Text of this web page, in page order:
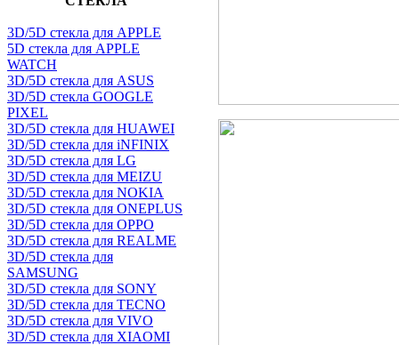
3D/5D стекла для APPLE
5D стекла для APPLE
WATCH
3D/5D стекла для ASUS
3D/5D стекла GOOGLE
PIXEL
3D/5D стекла для HUAWEI
3D/5D стекла для iNFINIX
3D/5D стекла для LG
3D/5D стекла для MEIZU
3D/5D стекла для NOKIA
3D/5D стекла для ONEPLUS
3D/5D стекла для OPPO
3D/5D стекла для REALME
3D/5D стекла для
SAMSUNG
3D/5D стекла для SONY
3D/5D стекла для TECNO
3D/5D стекла для VIVO
3D/5D стекла для XIAOMI